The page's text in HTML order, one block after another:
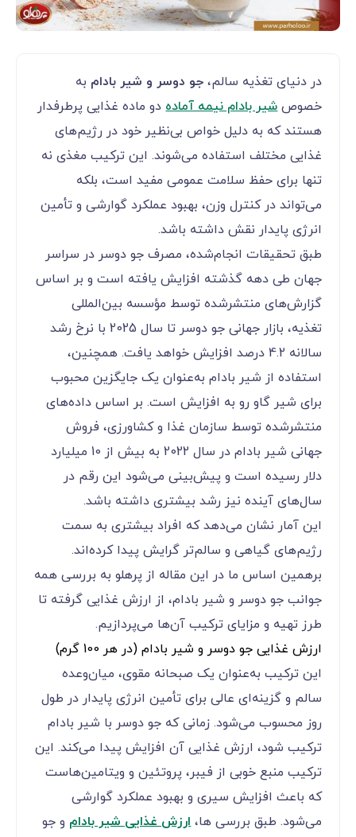
در دنیای تغذیه سالم، جو دوسر و شیر بادام به
خصوص شیر بادام نیمه آماده دو ماده غذایی پرطرفدار
هستند که به دلیل خواص بی‌نظیر خود در رژیم‌های
غذایی مختلف استفاده می‌شوند. این ترکیب مغذی نه
تنها برای حفظ سلامت عمومی مفید است، بلکه
می‌تواند در کنترل وزن، بهبود عملکرد گوارشی و تأمین
انرژی پایدار نقش داشته باشد.
طبق تحقیقات انجام‌شده، مصرف جو دوسر در سراسر
جهان طی دهه گذشته افزایش یافته است و بر اساس
گزارش‌های منتشرشده توسط مؤسسه بین‌المللی
تغذیه، بازار جهانی جو دوسر تا سال 2025 با نرخ رشد
سالانه 4.2 درصد افزایش خواهد یافت. همچنین،
استفاده از شیر بادام به‌عنوان یک جایگزین محبوب
برای شیر گاو رو به افزایش است. بر اساس داده‌های
منتشرشده توسط سازمان غذا و کشاورزی، فروش
جهانی شیر بادام در سال 2022 به بیش از 10 میلیارد
دلار رسیده است و پیش‌بینی می‌شود این رقم در
سال‌های آینده نیز رشد بیشتری داشته باشد.
این آمار نشان می‌دهد که افراد بیشتری به سمت
رژیم‌های گیاهی و سالم‌تر گرایش پیدا کرده‌اند.
برهمین اساس ما در این مقاله از پرهلو به بررسی همه
جوانب جو دوسر و شیر بادام، از ارزش غذایی گرفته تا
طرز تهیه و مزایای ترکیب آن‌ها می‌پردازیم.
ارزش غذایی جو دوسر و شیر بادام (در هر 100 گرم)
این ترکیب به‌عنوان یک صبحانه مقوی، میان‌وعده
سالم و گزینه‌ای عالی برای تأمین انرژی پایدار در طول
روز محسوب می‌شود. زمانی که جو دوسر با شیر بادام
ترکیب شود، ارزش غذایی آن افزایش پیدا می‌کند. این
ترکیب منبع خوبی از فیبر، پروتئین و ویتامین‌هاست
که باعث افزایش سیری و بهبود عملکرد گوارشی
می‌شود. طبق بررسی ها،ارزش غذایی شیر بادام و جو